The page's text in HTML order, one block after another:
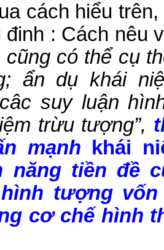
cách hiểu
: Cách nêu
cũng có thể cụ
ẩn dụ khái
suy luận
trừu tượng”,
mạnh
khái
năng tiền đề
tượng
cơ chế hình